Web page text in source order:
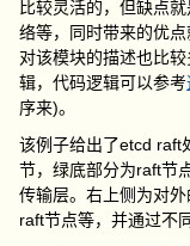
比较灵活的，但缺点
络等，同时带来的优
对该模块的描述也比
辑，代码逻辑可以参考
序来)。
该例子给出了etcd raft
节，绿底部分为raft节
传输层。右上侧为对
raft节点等，并通过不